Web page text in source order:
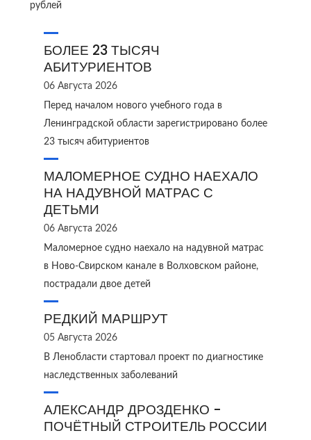
рублей
БОЛЕЕ 23 ТЫСЯЧ
АБИТУРИЕНТОВ
06 Августа 2026
Перед началом нового учебного года в
Ленинградской области зарегистрировано более
23 тысяч абитуриентов
МАЛОМЕРНОЕ СУДНО НАЕХАЛО
НА НАДУВНОЙ МАТРАС С
ДЕТЬМИ
06 Августа 2026
Маломерное судно наехало на надувной матрас
в Ново‑Свирском канале в Волховском районе,
пострадали двое детей
РЕДКИЙ МАРШРУТ
05 Августа 2026
В Ленобласти стартовал проект по диагностике
наследственных заболеваний
АЛЕКСАНДР ДРОЗДЕНКО -
ПОЧЁТНЫЙ СТРОИТЕЛЬ РОССИИ